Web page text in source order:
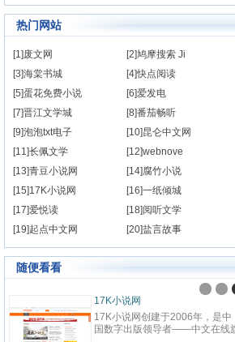
热门网站
[1]废文网
[2]鸠摩搜索 Ji
[3]海棠书城
[4]快点阅读
[5]蛋花免费小说
[6]爱发电
[7]晋江文学城
[8]番茄畅听
[9]泡泡txt电子
[10]昆仑中文网
[11]长佩文学
[12]webnove
[13]青豆小说网
[14]腐竹小说
[15]17K小说网
[16]一纸倾城
[17]爱悦读
[18]阅听文学
[19]起点中文网
[20]盐言故事
随便看看
九阅小说
九阅小说网，最好看的小说阅读网
站,提供现代言情、古代言情、穿